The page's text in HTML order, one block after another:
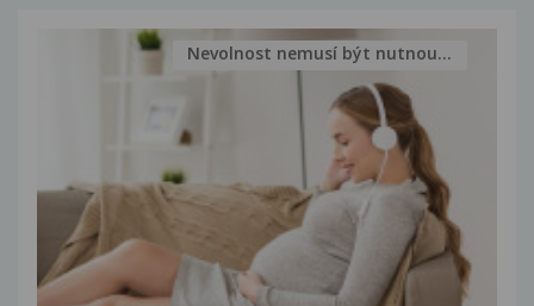
Nevolnost nemusí být nutnou...